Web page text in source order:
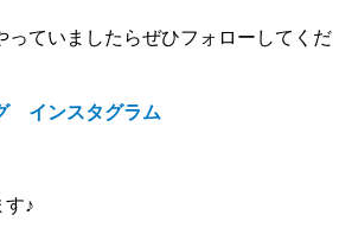
っていましたらぜひフォローしてくだ
インスタグラム
す♪